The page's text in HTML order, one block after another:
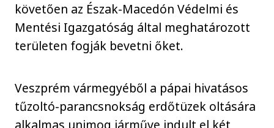
követően az Észak-Macedón Védelmi és
Mentési Igazgatóság által meghatározott
területen fogják bevetni őket.
Veszprém vármegyéből a pápai hivatásos
tűzoltó-parancsnokság erdőtüzek oltására
alkalmas unimog járműve indult el két